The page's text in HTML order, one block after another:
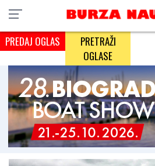
PREDAJ OGLAS
PRETRAŽI
OGLASE